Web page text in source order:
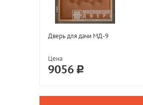
Дверь для дачи МД-9
Цена
9056